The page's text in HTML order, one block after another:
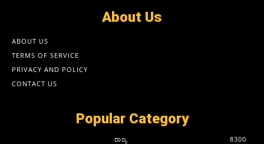
About Us
ABOUT US
TERMS OF SERVICE
PRIVACY AND POLICY
CONTACT US
Popular Category
ರಾಜ್ಯ
8300